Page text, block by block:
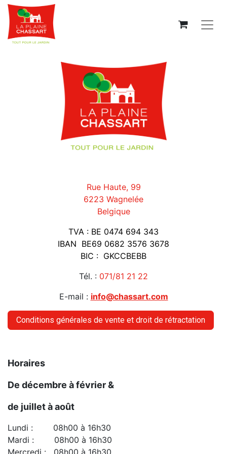
Rue Haute, 99
6223 Wagnelée
Belgique
TVA : BE 0474 694 343
IBAN BE69 0682 3576 3678
BIC : GKCCBEBB
Tél. : 071/81 21 22
E-mail : info@chassart.com
Conditions générales de vente et droit de rétractation
Horaires
De décembre à février &
de juillet à août
Lundi : 08h00 à 16h30
Mardi : 08h00 à 16h30
Mercredi : 08h00 à 16h30